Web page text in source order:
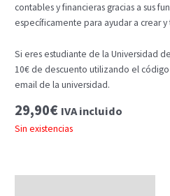
contables y financieras gracias a sus
específicamente para ayudar a crear
Si eres estudiante de la Universidad
10€ de descuento utilizando el código
email de la universidad.
29,90€ IVA incluido
Sin existencias